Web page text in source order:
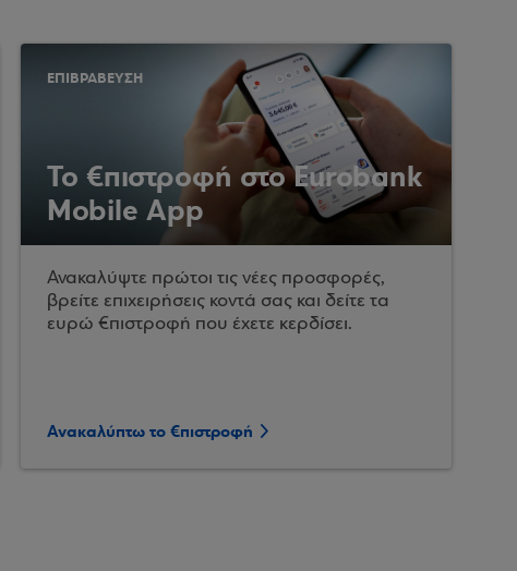
ΕΠΙΒΡΑΒΕΥΣΗ
Το €πιστροφή στο Eurobank
Mobile App
Ανακαλύψτε πρώτοι τις νέες προσφορές,
βρείτε επιχειρήσεις κοντά σας και δείτε τα
ευρώ €πιστροφή που έχετε κερδίσει.
Ανακαλύπτω το €πιστροφή